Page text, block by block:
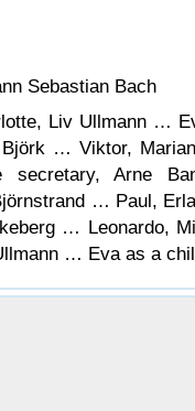
Sebastian Bach
Liv Ullmann …
… Viktor,
Arne
… Paul,
… Leonardo,
… Eva as a